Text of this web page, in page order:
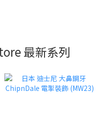
最新系列